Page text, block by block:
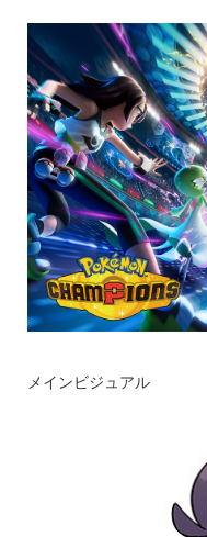
メインビジュアル